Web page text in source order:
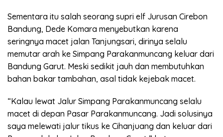
Sementara itu salah seorang supri elf Jurusan Cirebon
Bandung, Dede Komara menyebutkan karena
seringnya macet jalan Tanjungsari, dirinya selalu
memutar arah ke Simpang Parakanmuncang keluar dari
Bandung Garut. Meski sedikit jauh dan membutuhkan
bahan bakar tambahan, asal tidak kejebak macet.
“Kalau lewat Jalur Simpang Parakanmuncang selalu
macet di depan Pasar Parakanmuncang. Jadi solusinya
saya melewati jalur tikus ke Cihanjuang dan keluar dari